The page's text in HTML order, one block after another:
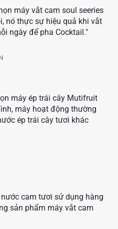
máy vắt cam soul seeries
nó thực sự hiệu quả khi vắt
ngày để pha Cocktail."
máy ép trái cây Mutifruit
máy hoạt động thường
ép trái cây tươi khác
cam tươi sử dụng hàng
sản phẩm máy vắt cam